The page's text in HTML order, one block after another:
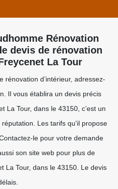
Rénovation
devis de rénovation
La Tour
rénovation d’intérieur, adressez-
Il vous établira un devis précis
La Tour, dans le 43150, c’est un
Les tarifs qu'il propose
le pour votre demande
son site web pour plus de
La Tour, dans le 43150. Le devis